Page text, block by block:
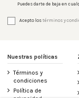
Puedes darte de baja en
Acepto lostérminos y
Nuestras políticas
Términos y
condiciones
Política de